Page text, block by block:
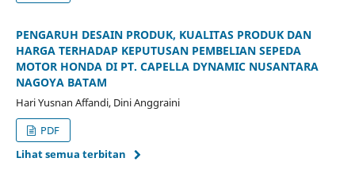
PENGARUH DESAIN PRODUK, KUALITAS PRODUK DAN
HARGA TERHADAP KEPUTUSAN PEMBELIAN SEPEDA
MOTOR HONDA DI PT. CAPELLA DYNAMIC NUSANTARA
NAGOYA BATAM
Hari Yusnan Affandi, Dini Anggraini
PDF
Lihat semua terbitan